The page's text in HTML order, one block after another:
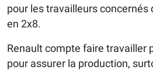
pour les travailleurs concernés
en 2x8.
Renault compte faire travailler
pour assurer la production,